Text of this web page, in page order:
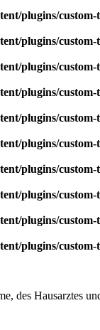
plugins/
plugins/
plugins/
plugins/
plugins/
plugins/
plugins/
plugins/
plugins/
plugins/
Hausarztes